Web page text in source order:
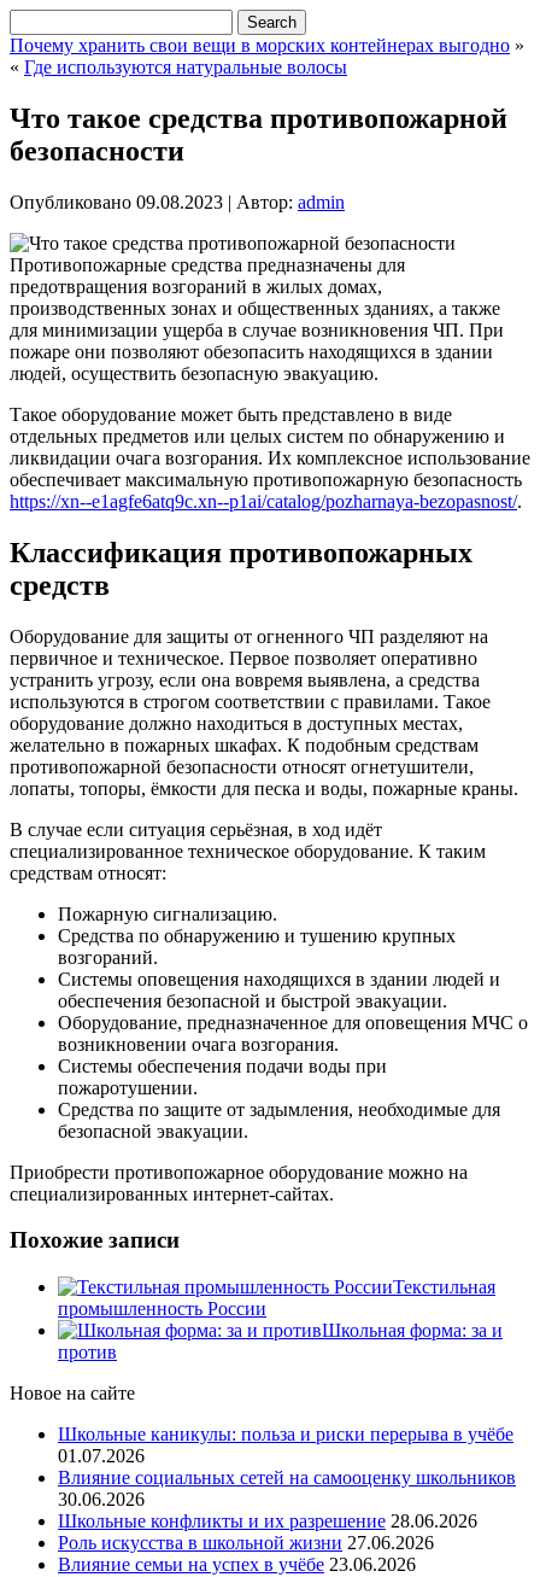
Почему хранить свои вещи в морских контейнерах выгодно »
« Где используются натуральные волосы
Что такое средства противопожарной
безопасности
Опубликовано 09.08.2023 | Автор: admin
Противопожарные средства предназначены для
предотвращения возгораний в жилых домах,
производственных зонах и общественных зданиях, а также
для минимизации ущерба в случае возникновения ЧП. При
пожаре они позволяют обезопасить находящихся в здании
людей, осуществить безопасную эвакуацию.
Такое оборудование может быть представлено в виде
отдельных предметов или целых систем по обнаружению и
ликвидации очага возгорания. Их комплексное использование
обеспечивает максимальную противопожарную безопасность
https://xn--e1agfe6atq9c.xn--p1ai/catalog/pozharnaya-bezopasnost/.
Классификация противопожарных
средств
Оборудование для защиты от огненного ЧП разделяют на
первичное и техническое. Первое позволяет оперативно
устранить угрозу, если она вовремя выявлена, а средства
используются в строгом соответствии с правилами. Такое
оборудование должно находиться в доступных местах,
желательно в пожарных шкафах. К подобным средствам
противопожарной безопасности относят огнетушители,
лопаты, топоры, ёмкости для песка и воды, пожарные краны.
В случае если ситуация серьёзная, в ход идёт
специализированное техническое оборудование. К таким
средствам относят:
Пожарную сигнализацию.
Средства по обнаружению и тушению крупных
возгораний.
Системы оповещения находящихся в здании людей и
обеспечения безопасной и быстрой эвакуации.
Оборудование, предназначенное для оповещения МЧС о
возникновении очага возгорания.
Системы обеспечения подачи воды при
пожаротушении.
Средства по защите от задымления, необходимые для
безопасной эвакуации.
Приобрести противопожарное оборудование можно на
специализированных интернет-сайтах.
Похожие записи
Текстильная
промышленность России
Школьная форма: за и
против
Новое на сайте
Школьные каникулы: польза и риски перерыва в учёбе
01.07.2026
Влияние социальных сетей на самооценку школьников
30.06.2026
Школьные конфликты и их разрешение 28.06.2026
Роль искусства в школьной жизни 27.06.2026
Влияние семьи на успех в учёбе 23.06.2026